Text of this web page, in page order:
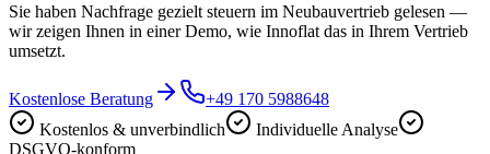
Sie haben Nachfrage gezielt steuern im Neubauvertrieb gelesen —
wir zeigen Ihnen in einer Demo, wie Innoflat das in Ihrem Vertrieb
umsetzt.
Kostenlose Beratung
+49 170 5988648
Kostenlos & unverbindlich
Individuelle Analyse
DSGVO-konform